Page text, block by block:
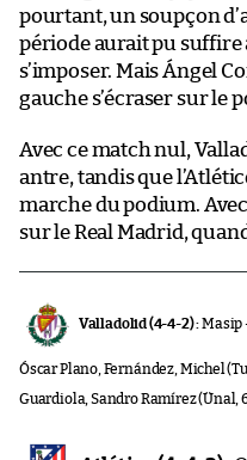
pourtant, un soupçon
période aurait pu suffire
s’imposer. Mais Ángel
gauche s’écraser sur le
Avec ce match nul,
antre, tandis que
marche du podium.
sur le Real Madrid,
Valladolid (4-4-2) :Masip
Óscar Plano, Fernández, Michel
Guardiola, Sandro Ramírez (Ünal,